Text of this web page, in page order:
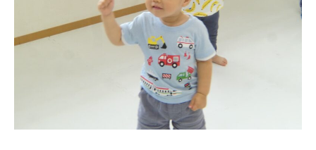
お知らせ
今日の幼稚園
教職員募集